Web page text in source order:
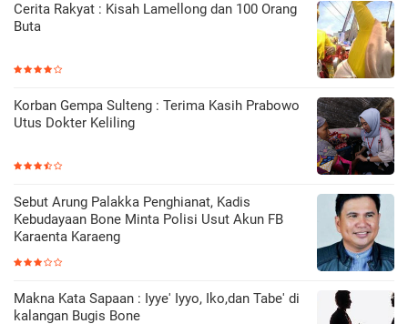
Cerita Rakyat : Kisah Lamellong dan 100 Orang
Buta
Korban Gempa Sulteng : Terima Kasih Prabowo
Utus Dokter Keliling
Sebut Arung Palakka Penghianat, Kadis
Kebudayaan Bone Minta Polisi Usut Akun FB
Karaenta Karaeng
Makna Kata Sapaan : Iyye' Iyyo, Iko,dan Tabe' di
kalangan Bugis Bone